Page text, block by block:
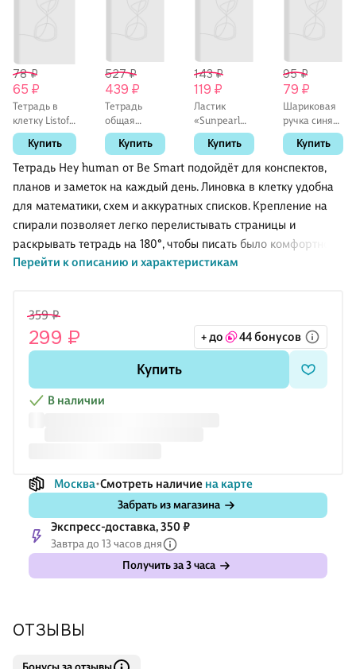
Тетрадь Hey human от Be Smart подойдёт для конспектов,
планов и заметок на каждый день. Линовка в клетку удобна
для математики, схем и аккуратных списков. Крепление на
спирали позволяет легко перелистывать страницы и
раскрывать тетрадь на 180°, чтобы писать было комфортно
даже на маленькой парте. Ламинированная картонная
добавит настроения. Формат А5 удобно брать с собой.
Перейти к описанию и характеристикам
78 ₽
65 ₽
Тетрадь в
клетку Listoff
«Классическая
серия» в
ассортименте,
24 листа
Купить
527 ₽
439 ₽
Тетрадь
общая
«Nude.
Растение»,
120 листов в
Be Smart
Купить
143 ₽
119 ₽
Ластик
«Sunpearl
6541/40»,
Koh-i-Noor,
комбинированный
Купить
95 ₽
79 ₽
Шариковая
ручка синяя
1 мм, Round
Stic, Bic
Купить
359 ₽
299 ₽ + до 44 бонусов
Купить
В наличии
Москва Смотреть наличие на карте
Забрать из магазина
Экспресс-доставка, 350 ₽
Завтра до 13 часов дня
Получить за 3 часа
ОТЗЫВЫ